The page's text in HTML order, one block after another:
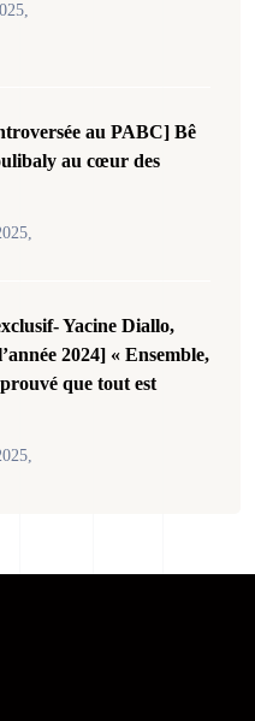
au PABC] Bê
au cœur des
Yacine Diallo,
2024] « Ensemble,
que tout est